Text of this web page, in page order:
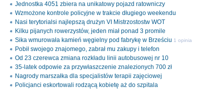
Jednostka 4051 zbiera na unikatowy pojazd ratowniczy
Wzmożone kontrole policyjne w trakcie długiego weekendu
Nasi terytorialsi najlepszą drużyn VI Mistrzostostw WOT
Kilku pijanych rowerzystów, jeden miał ponad 3 promile
Sika wmurowała kamień węgielny pod fabrykę w Brześciu 1 opinia
Pobił swojego znajomego, zabrał mu zakupy i telefon
Od 23 czerewca zmiana rozkładu linii autobusowej nr 10
35-latek odpowie za przywłaszczenie znalezionych 700 zł
Nagrody marszałka dla specjalistów terapii zajęciowej
Policjanci eskortowali rodzącą kobietę aż do szpitala